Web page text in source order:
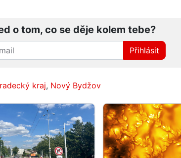
o tom, co se děje kolem tebe?
Přihlásit
kraj, Nový Bydžov